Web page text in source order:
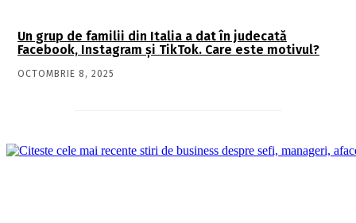
Un grup de familii din Italia a dat în judecată
Facebook, Instagram și TikTok. Care este motivul?
OCTOMBRIE 8, 2025